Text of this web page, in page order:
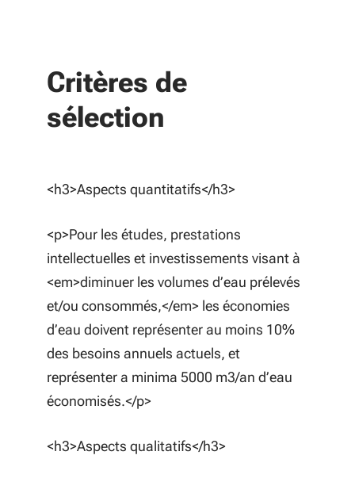
Critères de
sélection
<h3>Aspects quantitatifs</h3>
<p>Pour les études, prestations
intellectuelles et investissements visant à
<em>diminuer les volumes d’eau prélevés
et/ou consommés,</em> les économies
d’eau doivent représenter au moins 10%
des besoins annuels actuels, et
représenter a minima 5000 m3/an d’eau
économisés.</p>
<h3>Aspects qualitatifs</h3>